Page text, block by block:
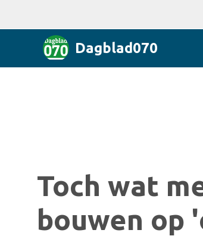
Dagblad070
Toch wat
bouwen op